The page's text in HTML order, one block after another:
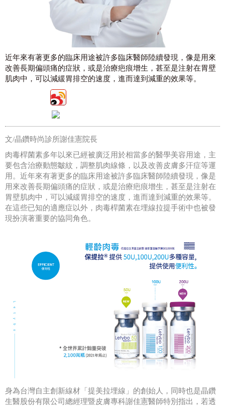
近年來有著更多的臨床用途被許多臨床醫師陸續發現，像是用來
改善長期偏頭痛的症狀，或是治療疤痕增生，甚至是注射在胃壁
肌肉中，可以減緩胃排空的速度，進而達到減重的效果等。
文/晶鑽時尚診所謝佳憲院長
肉毒桿菌素多年以來已經被廣泛用於相當多的醫學美容用途，主
要包含治療動態皺紋，調整肌肉線條，以及改善皮膚多汗症等運
用。近年來有著更多的臨床用途被許多臨床醫師陸續發現，像是
用來改善長期偏頭痛的症狀，或是治療疤痕增生，甚至是注射在
胃壁肌肉中，可以減緩胃排空的速度，進而達到減重的效果等。
在這些已知的適應症以外，肉毒桿菌素在埋線拉提手術中也被發
現扮演著重要的協同角色。
身為台灣自主創新線材「提美拉埋線」的創始人，同時也是晶鑽
生醫股份有限公司總經理暨皮膚專科謝佳憲醫師特別指出，若透